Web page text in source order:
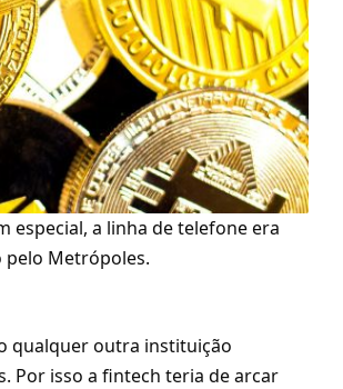
especial, a linha de telefone era
pelo Metrópoles.
qualquer outra instituição
Por isso a fintech teria de arcar